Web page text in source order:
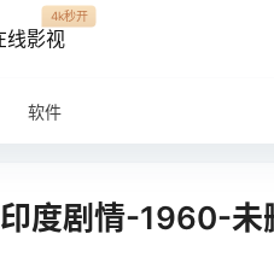
线影视
4k秒开
软件
印度剧情-1960-